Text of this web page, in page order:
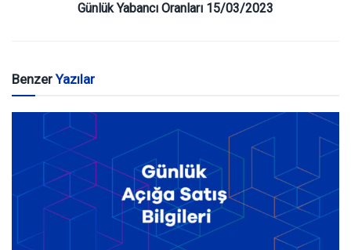
Günlük Yabancı Oranları 15/03/2023
BenzerYazılar